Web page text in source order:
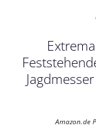
Amazon.de